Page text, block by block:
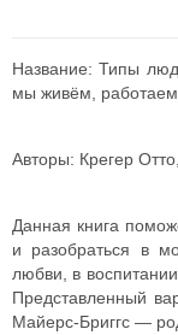
Название: Типы
мы живём,
Авторы: Крегер
Данная книга
и разобраться в
любви, в
Представленный
Майерс-Бриггс —